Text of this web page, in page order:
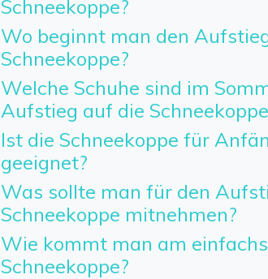
Schneekoppe?
Wo beginnt man den
Schneekoppe?
Welche Schuhe sind im
Aufstieg auf die
Ist die Schneekoppe für
geeignet?
Was sollte man für den
Schneekoppe mitnehmen?
Wie kommt man am
Schneekoppe?